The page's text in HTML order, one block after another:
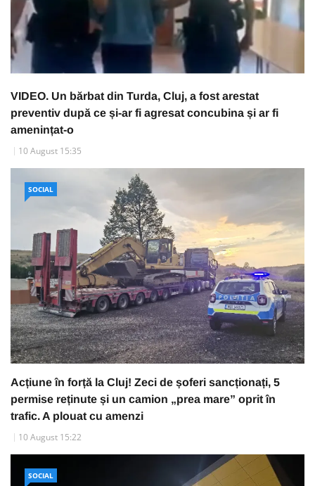
VIDEO. Un bărbat din Turda, Cluj, a fost arestat
preventiv după ce și-ar fi agresat concubina și ar fi
amenințat-o
10 August 15:35
SOCIAL
Acțiune în forță la Cluj! Zeci de șoferi sancționați, 5
permise reținute și un camion „prea mare” oprit în
trafic. A plouat cu amenzi
10 August 15:22
SOCIAL